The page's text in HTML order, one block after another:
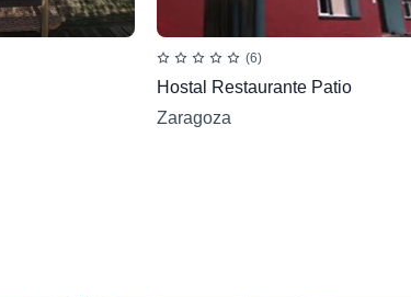
(6)
Hostal Restaurante Patio
Zaragoza